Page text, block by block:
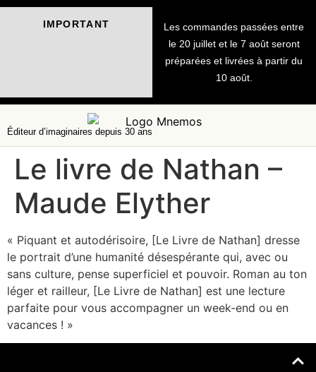
IMPORTANT
Les commandes passées entre
le 20 juillet et le 7 août seront
préparées et livrées à partir du
10 août.
Éditeur d’imaginaires depuis 30 ans
Le livre de Nathan –
Maude Elyther
« Piquant et autodérisoire, [Le Livre de Nathan] dresse
le portrait d’une humanité désespérante qui, avec ou
sans culture, pense superficiel et pouvoir. Roman au ton
léger et railleur, [Le Livre de Nathan] est une lecture
parfaite pour vous accompagner un week-end ou en
vacances ! »